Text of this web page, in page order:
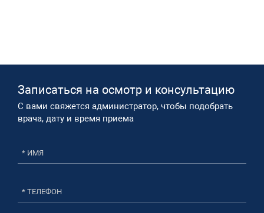
Записаться на осмотр и консультацию​
С вами свяжется администратор, чтобы подобрать
врача, дату и время приема​